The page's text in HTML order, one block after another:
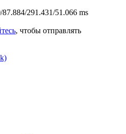
291.431/51.066 ms
, чтобы отправлять